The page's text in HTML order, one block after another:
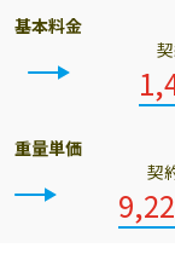
基本料金
重量単価
契